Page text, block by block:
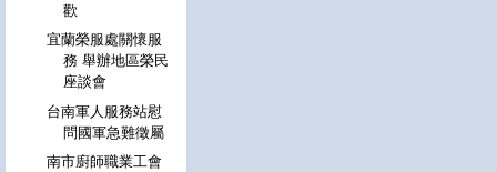
歡
宜蘭榮服處關懷服
務 舉辦地區榮民
座談會
台南軍人服務站慰
問國軍急難徵屬
南市廚師職業工會